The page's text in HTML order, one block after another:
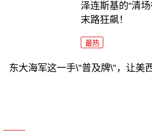
泽连斯基的“清
末路狂飙！
最热
东大海军这一手\"普及牌\"，让美